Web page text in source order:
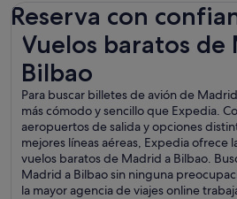
Reserva con
Vuelos baratos de
Bilbao
Para buscar billetes de avión de
más cómodo y sencillo que Expedia.
aeropuertos de salida y opciones
mejores líneas aéreas, Expedia ofrece
vuelos baratos de Madrid a Bilbao.
Madrid a Bilbao sin ninguna
la mayor agencia de viajes online
Vuelos baratos de Madrid a